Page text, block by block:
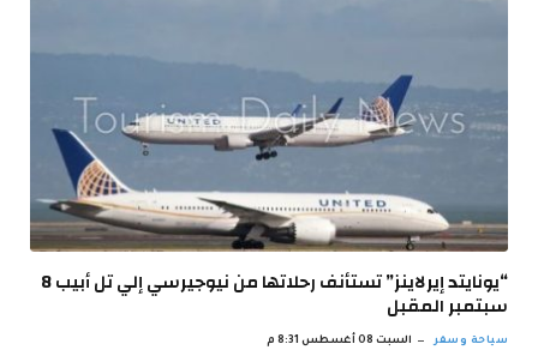
“يونايتد إيرلاينز” تستأنف رحلاتها من نيوجيرسي إلي تل أبيب 8
سبتمبر المقبل
سياحة وسفر السبت 08 أغسطس 8:31 م